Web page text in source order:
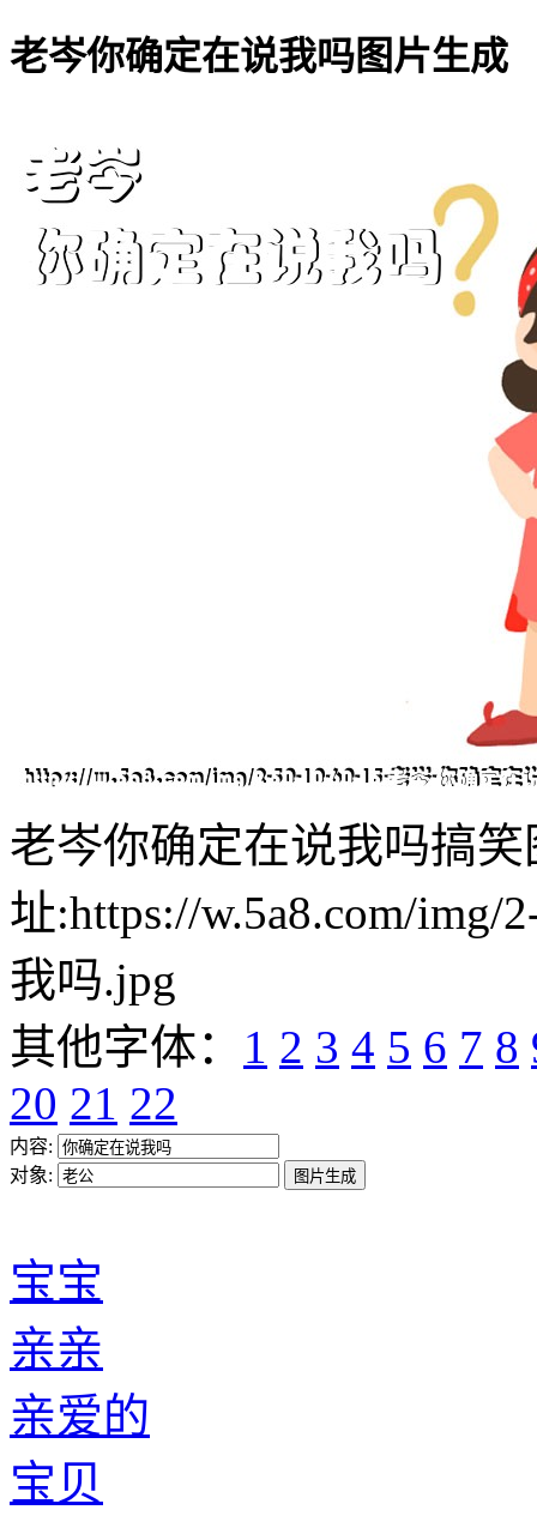
老岑你确定在说我吗图片生成
老岑你确定在说我吗搞笑
址:https://w.5a8.com/img/
我吗.jpg
其他字体： 1 2 3 4 5 6 7 8
20 21 22
内容:
对象:
宝宝
亲亲
亲爱的
宝贝